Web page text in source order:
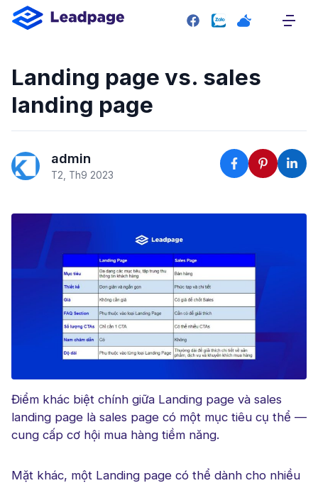
SITEMAP
Giới thiệu
Giao diện mẫu
Bảng giá
Liên hệ
Plugin
Blog
Tài liệu hướng dẫn
Landing page vs. sales
landing page
admin
T2, Th9 2023
Điểm khác biệt chính giữa Landing page và sales
landing page là sales page có một mục tiêu cụ thể —
cung cấp cơ hội mua hàng tiềm năng.
Mặt khác, một Landing page có thể dành cho nhiều